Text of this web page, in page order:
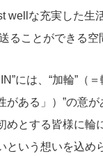
wellな充実した生
ることができる空
には、“加輪”（
ある」）”の意
めとする皆様に
いう想いを込め